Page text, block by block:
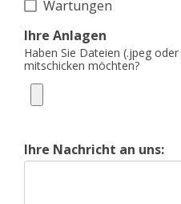
Wartungen
Ihre Anlagen
Haben Sie Dateien (.jpeg
mitschicken möchten?
Ihre Nachricht an uns: